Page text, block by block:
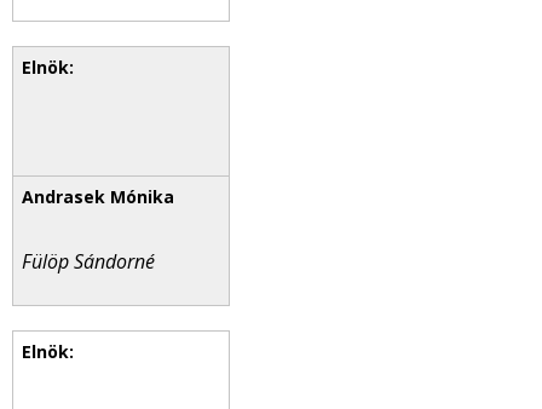
Fülöp Sándorné